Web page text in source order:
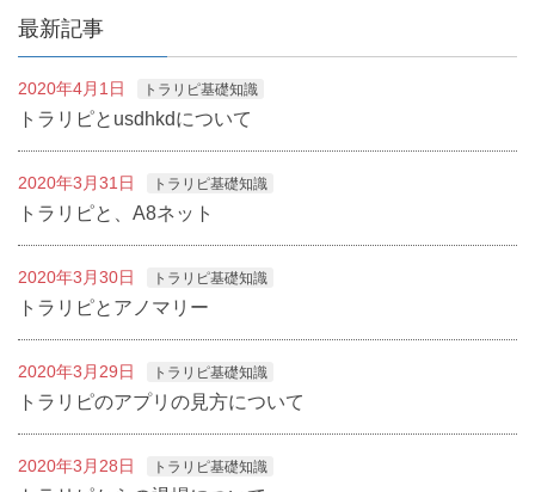
最新記事
2020年4月1日 トラリピ基礎知識
トラリピとusdhkdについて
2020年3月31日 トラリピ基礎知識
トラリピと、A8ネット
2020年3月30日 トラリピ基礎知識
トラリピとアノマリー
2020年3月29日 トラリピ基礎知識
トラリピのアプリの見方について
2020年3月28日 トラリピ基礎知識